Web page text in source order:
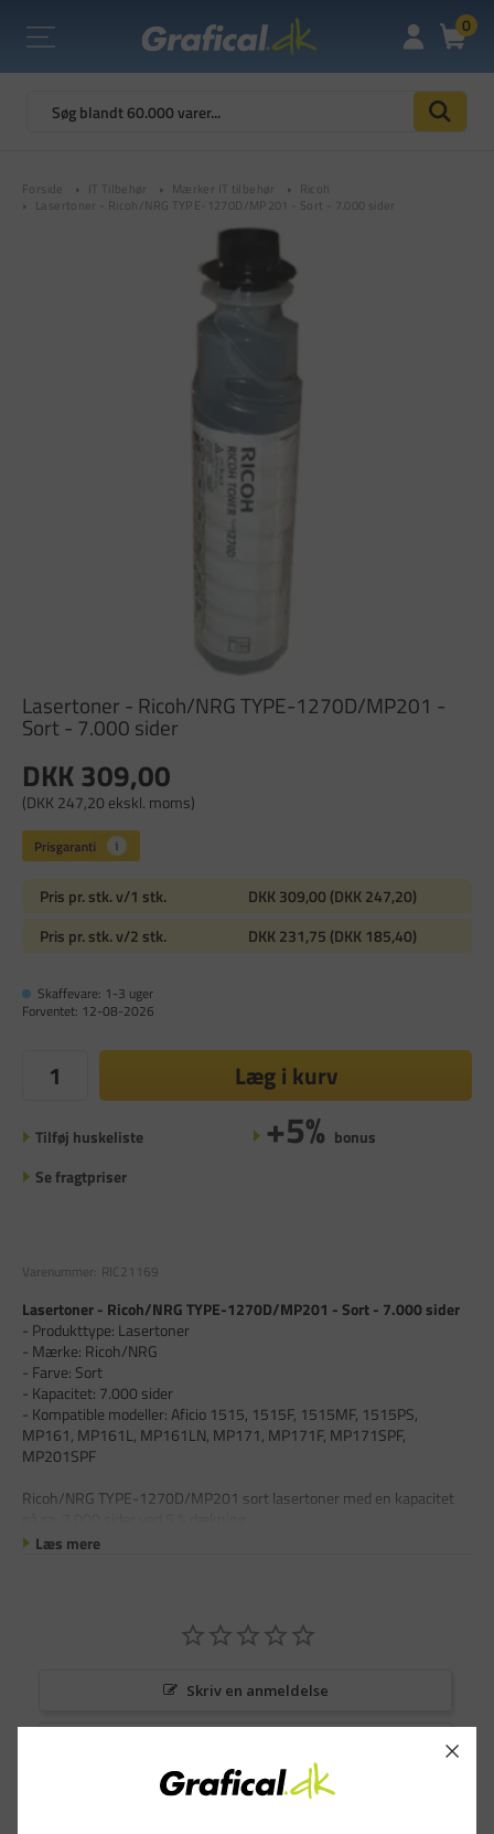
0
Forside IT Tilbehør Mærker IT tilbehør
Ricoh
Lasertoner - Ricoh/NRG TYPE-1270D/MP201 - Sort - 7.000 sider
Lasertoner - Ricoh/NRG TYPE-1270D/MP201 -
Sort - 7.000 sider
DKK 309,00
(DKK 247,20 ekskl. moms)
Pris pr. stk. v/1 stk.
DKK 309,00 (DKK 247,20)
Pris pr. stk. v/2 stk.
DKK 231,75 (DKK 185,40)
Skaffevare: 1-3 uger
Forventet: 12-08-2026
Læg i kurv
Tilføj huskeliste +5% bonus
Se fragtpriser
Varenummer: RIC21169
Lasertoner - Ricoh/NRG TYPE-1270D/MP201 - Sort - 7.000 sider
- Produkttype: Lasertoner
- Mærke: Ricoh/NRG
- Farve: Sort
- Kapacitet: 7.000 sider
- Kompatible modeller: Aficio 1515, 1515F, 1515MF, 1515PS,
MP161, MP161L, MP161LN, MP171, MP171F, MP171SPF,
MP201SPF
Ricoh/NRG TYPE-1270D/MP201 sort lasertoner med en kapacitet
Læs mere
Skriv en anmeldelse
Spørgsmål & Svar